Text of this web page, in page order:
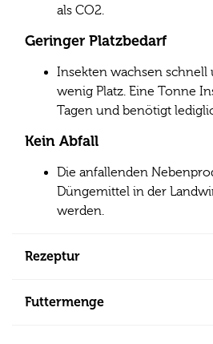
als CO2.
Geringer Platzbedarf
Insekten wachsen schnell
wenig Platz. Eine Tonne
Tagen und benötigt
Kein Abfall
Die anfallenden
Düngemittel in der
werden.
Rezeptur
Futtermenge